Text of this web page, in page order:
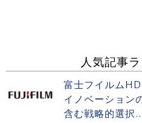
人気記事
富士フイルム
イノベーション
含む戦略的選択